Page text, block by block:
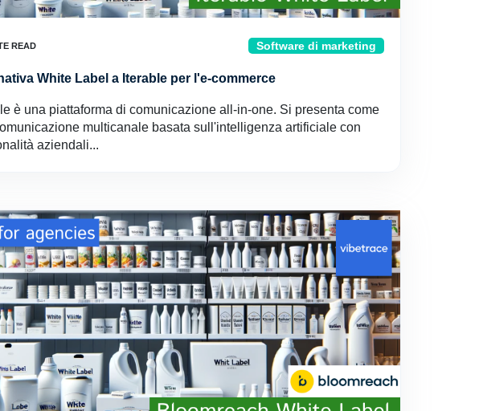
Software di marketing
White Label a Iterable per l'e-commerce
è una piattaforma di comunicazione all-in-one. Si presenta come
multicanale basata sull'intelligenza artificiale con
aziendali...